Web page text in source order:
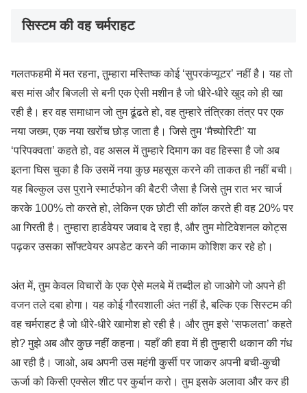
सिस्टम की वह चर्मराहट
गलतफहमी में मत रहना, तुम्हारा मस्तिष्क कोई ‘सुपरकंप्यूटर’ नहीं है। यह तो
बस मांस और बिजली से बनी एक ऐसी मशीन है जो धीरे-धीरे खुद को ही खा
रही है। हर वह समाधान जो तुम ढूंढते हो, वह तुम्हारे तंत्रिका तंत्र पर एक
नया जख्म, एक नया खरोंच छोड़ जाता है। जिसे तुम ‘मैच्योरिटी’ या
‘परिपक्वता’ कहते हो, वह असल में तुम्हारे दिमाग का वह हिस्सा है जो अब
इतना घिस चुका है कि उसमें नया कुछ महसूस करने की ताकत ही नहीं बची।
यह बिल्कुल उस पुराने स्मार्टफोन की बैटरी जैसा है जिसे तुम रात भर चार्ज
करके 100% तो करते हो, लेकिन एक छोटी सी कॉल करते ही वह 20% पर
आ गिरती है। तुम्हारा हार्डवेयर जवाब दे रहा है, और तुम मोटिवेशनल कोट्स
पढ़कर उसका सॉफ्टवेयर अपडेट करने की नाकाम कोशिश कर रहे हो।
अंत में, तुम केवल विचारों के एक ऐसे मलबे में तब्दील हो जाओगे जो अपने ही
वजन तले दबा होगा। यह कोई गौरवशाली अंत नहीं है, बल्कि एक सिस्टम की
वह चर्मराहट है जो धीरे-धीरे खामोश हो रही है। और तुम इसे ‘सफलता’ कहते
हो? मुझे अब और कुछ नहीं कहना। यहाँ की हवा में ही तुम्हारी थकान की गंध
आ रही है। जाओ, अब अपनी उस महंगी कुर्सी पर जाकर अपनी बची-कुची
ऊर्जा को किसी एक्सेल शीट पर कुर्बान करो। तुम इसके अलावा और कर ही